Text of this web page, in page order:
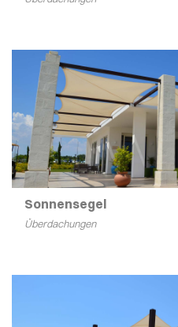
Sonnensegel
Überdachungen